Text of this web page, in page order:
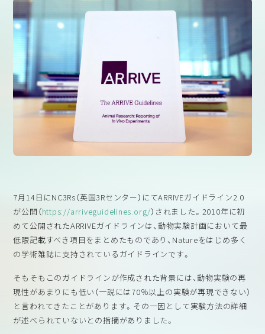
7月14日にNC3Rs（英国3Rセンター）にてARRIVEガイドライン2.0
が公開（https://arriveguidelines.org/）されました。2010年に初
めて公開されたARRIVEガイドラインは、動物実験計画において最
低限記載すべき項目をまとめたものであり、Natureをはじめ多く
の学術雑誌に支持されているガイドラインです。
そもそもこのガイドラインが作成された背景には、動物実験の再
現性があまりにも低い（一説には70％以上の実験が再現できない）
と言われてきたことがあります。その一因として実験方法の詳細
が述べられていないとの指摘がありました。